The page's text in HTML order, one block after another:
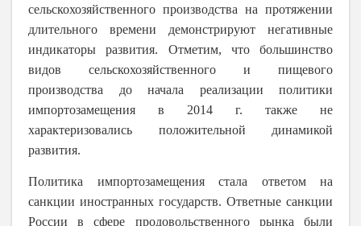
сельскохозяйственного производства на протяжении
длительного времени демонстрируют негативные
индикаторы развития. Отметим, что большинство
видов сельскохозяйственного и пищевого
производства до начала реализации политики
импортозамещения в 2014 г. также не
характеризовались положительной динамикой
развития.
Политика импортозамещения стала ответом на
санкции иностранных государств. Ответные санкции
России в сфере продовольственного рынка были